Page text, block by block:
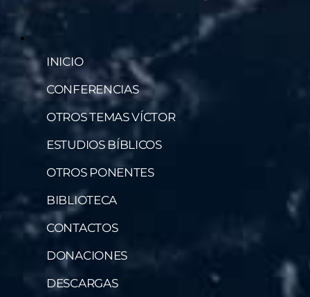
INICIO
CONFERENCIAS
OTROS TEMAS VÍCTOR
ESTUDIOS BÍBLICOS
OTROS PONENTES
BIBLIOTECA
CONTACTOS
DONACIONES
DESCARGAS